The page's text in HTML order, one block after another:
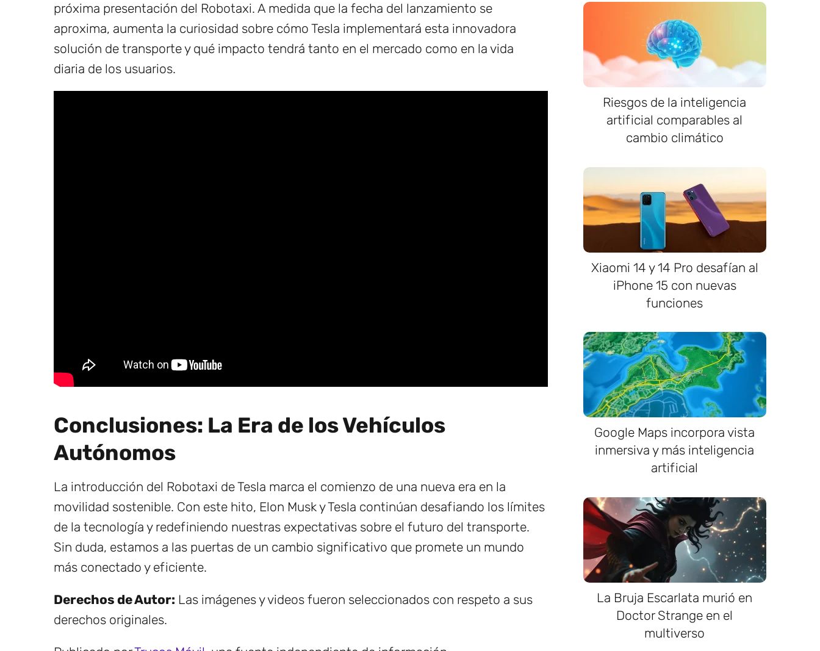
próxima presentación del Robotaxi. A medida que la fecha del lanzamiento se
aproxima, aumenta la curiosidad sobre cómo Tesla implementará esta innovadora
solución de transporte y qué impacto tendrá tanto en el mercado como en la vida
diaria de los usuarios.
Conclusiones: La Era de los Vehículos
Autónomos
La introducción del Robotaxi de Tesla marca el comienzo de una nueva era en la
movilidad sostenible. Con este hito, Elon Musk y Tesla continúan desafiando los límites
de la tecnología y redefiniendo nuestras expectativas sobre el futuro del transporte.
Sin duda, estamos a las puertas de un cambio significativo que promete un mundo
más conectado y eficiente.
Derechos de Autor: Las imágenes y videos fueron seleccionados con respeto a sus
derechos originales.
Riesgos de la inteligencia
artificial comparables al
cambio climático
Xiaomi 14 y 14 Pro desafían al
iPhone 15 con nuevas
funciones
Google Maps incorpora vista
inmersiva y más inteligencia
artificial
La Bruja Escarlata murió en
Doctor Strange en el
multiverso